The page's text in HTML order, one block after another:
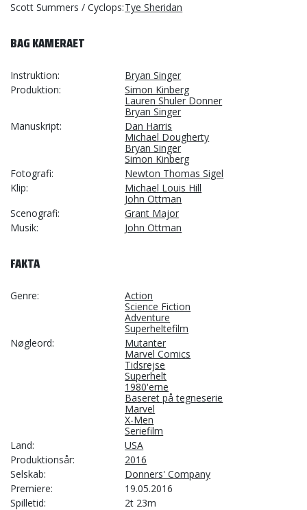
Scott Summers / Cyclops Tye Sheridan
BAG KAMERAET
Instruktion
Bryan Singer
Produktion
Simon Kinberg
Lauren Shuler Donner
Bryan Singer
Manuskript
Dan Harris
Michael Dougherty
Bryan Singer
Simon Kinberg
Fotografi
Newton Thomas Sigel
Klip
Michael Louis Hill
John Ottman
Scenografi
Grant Major
Musik
John Ottman
FAKTA
Genre
Action
Science Fiction
Adventure
Superheltefilm
Nøgleord
Mutanter
Marvel Comics
Tidsrejse
Superhelt
1980'erne
Baseret på tegneserie
Marvel
X-Men
Seriefilm
Land
USA
Produktionsår
2016
Selskab
Donners' Company
Premiere
19.05.2016
Spilletid
2t 23m